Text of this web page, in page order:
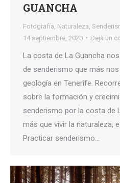
GUANCHA
Fotografía Naturaleza
14 septiembre, 2020
Deja un
La costa de La Guancha
de senderismo que más
geología en Tenerife.
sobre la formación y
senderismo por la costa de
más que vivir la naturaleza,
Practicar senderismo…